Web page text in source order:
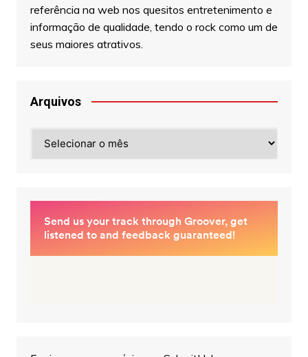
referência na web nos quesitos entretenimento e
informação de qualidade, tendo o rock como um de
seus maiores atrativos.
Arquivos